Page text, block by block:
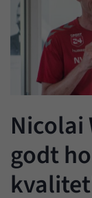
Nicolai
godt